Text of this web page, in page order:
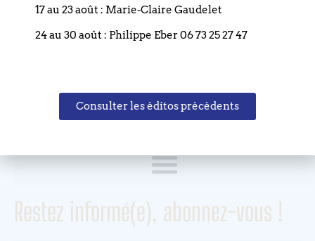
4 rue du Bouclier
67000 STRASBOURG
T. +33 (0)3 88 75 77 85
Email : paroisse.bouclier@orange.fr
Restez informé(e), abonnez-vous !
17 au 23 août : Marie-Claire Gaudelet
24 au 30 août : Philippe Eber 06 73 25 27 47
Consulter les éditos précédents